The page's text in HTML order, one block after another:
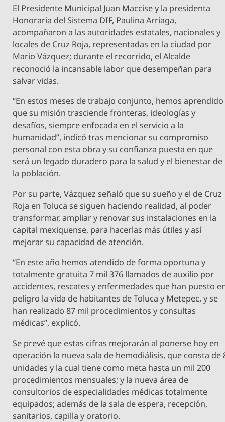
El Presidente Municipal Juan Maccise y la presidenta
Honoraria del Sistema DIF, Paulina Arriaga,
acompañaron a las autoridades estatales, nacionales y
locales de Cruz Roja, representadas en la ciudad por
Mario Vázquez; durante el recorrido, el Alcalde
reconoció la incansable labor que desempeñan para
salvar vidas.
“En estos meses de trabajo conjunto, hemos aprendido
que su misión trasciende fronteras, ideologías y
desafíos, siempre enfocada en el servicio a la
humanidad”, indicó tras mencionar su compromiso
personal con esta obra y su confianza puesta en que
será un legado duradero para la salud y el bienestar de
la población.
Por su parte, Vázquez señaló que su sueño y el de Cruz
Roja en Toluca se siguen haciendo realidad, al poder
transformar, ampliar y renovar sus instalaciones en la
capital mexiquense, para hacerlas más útiles y así
mejorar su capacidad de atención.
“En este año hemos atendido de forma oportuna y
totalmente gratuita 7 mil 376 llamados de auxilio por
accidentes, rescates y enfermedades que han puesto
peligro la vida de habitantes de Toluca y Metepec, y se
han realizado 87 mil procedimientos y consultas
médicas”, explicó.
Se prevé que estas cifras mejorarán al ponerse hoy en
operación la nueva sala de hemodiálisis, que consta de
unidades y la cual tiene como meta hasta un mil 200
procedimientos mensuales; y la nueva área de
consultorios de especialidades médicas totalmente
equipados; además de la sala de espera, recepción,
sanitarios, capilla y oratorio.